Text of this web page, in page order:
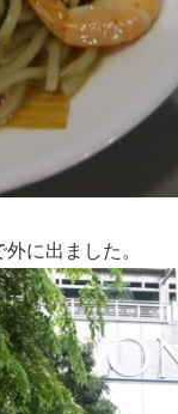
に出ました。